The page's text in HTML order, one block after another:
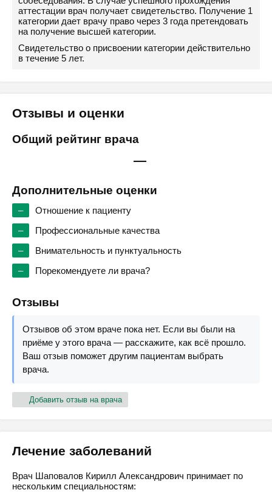
аттестации врач получает свидетельство. Получение 1
категории дает врачу право через 3 года претендовать
на получение высшей категории.
Свидетельство о присвоении категории действительно
в течение 5 лет.
Отзывы и оценки
Общий рейтинг врача
—
Дополнительные оценки
–
Отношение к пациенту
–
Профессиональные качества
–
Внимательность и пунктуальность
–
Порекомендуете ли врача?
Отзывы
Отзывов об этом враче пока нет. Если вы были на
приёме у этого врача — расскажите, как всё прошло.
Ваш отзыв поможет другим пациентам выбрать
врача.
Добавить отзыв на врача
Лечение заболеваний
Врач Шаповалов Кирилл Александрович принимает по
нескольким специальностям: